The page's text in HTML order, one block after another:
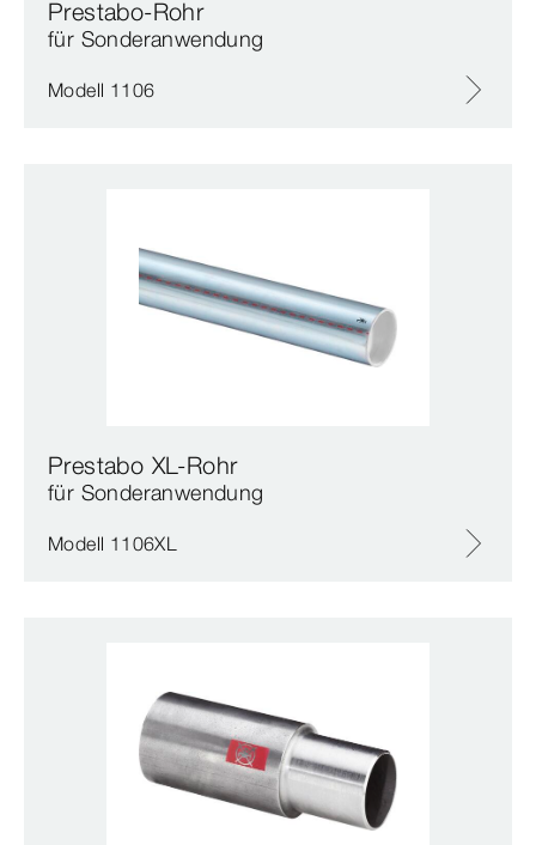
Prestabo-Rohr
für Sonderanwendung
Modell 1106
Prestabo XL-Rohr
für Sonderanwendung
Modell 1106XL